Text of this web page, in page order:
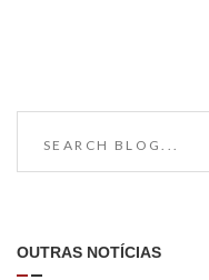
OUTRAS NOTÍCIAS